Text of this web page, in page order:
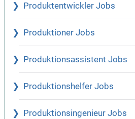
Produktentwickler Jobs
Produktioner Jobs
Produktionsassistent Jobs
Produktionshelfer Jobs
Produktionsingenieur Jobs